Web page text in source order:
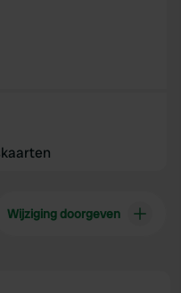
Wijziging doorgeven